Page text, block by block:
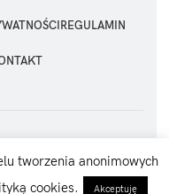
REGULAMIN
tworzenia anonimowych
cookies.
Akceptuję